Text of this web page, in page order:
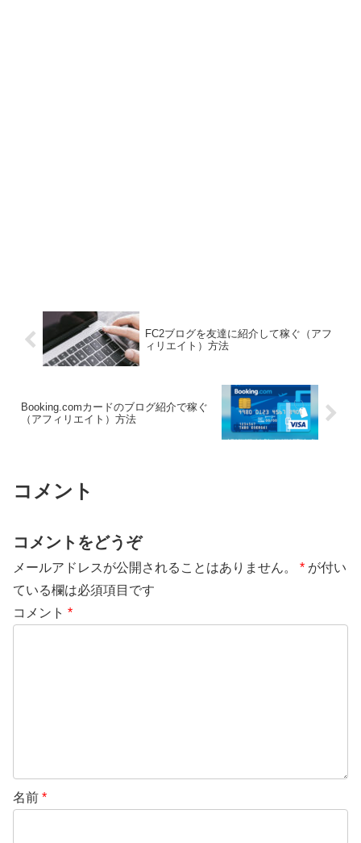
FC2ブログを友達に紹介して稼ぐ（アフ
ィリエイト）方法
Booking.comカードのブログ紹介で稼ぐ
（アフィリエイト）方法
コメント
コメントをどうぞ
メールアドレスが公開されることはありません。 * が付い
ている欄は必須項目です
コメント *
名前 *